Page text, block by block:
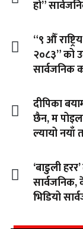
हो”
“९ औँ
२०८३” को
सार्वजनिक
दीपिका
छैन, म
ल्यायो नयाँ
‘बाडुली
भिडियो